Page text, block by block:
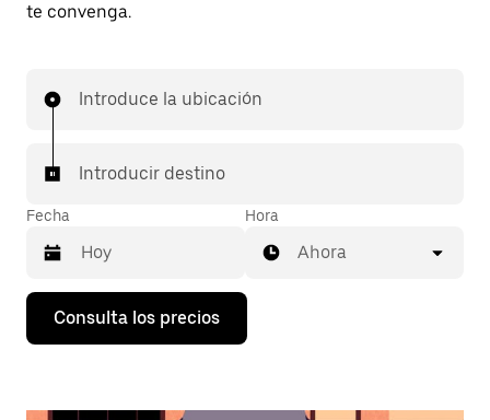
te convenga.
Introduce la ubicación
Introducir destino
Fecha
Pulsa
flecha
Hora
Ahora
Consulta los precios